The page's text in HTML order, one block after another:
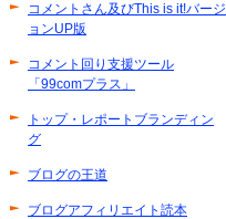
コメントさん及びThis is it!バージ
ョンUP版
コメント回り支援ツール
「99comプラス」
トップ・レポートブランディン
グ
ブログの王道
ブログアフィリエイト読本